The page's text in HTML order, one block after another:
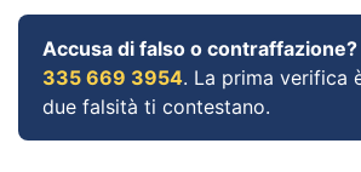
Accusa di falso o contraffazione?
335 669 3954. La prima verifica
due falsità ti contestano.